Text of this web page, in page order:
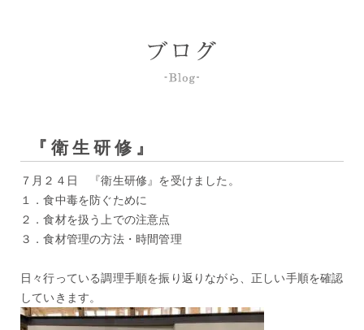
『衛生研修』
７月２４日 『衛生研修』を受けました。
１．食中毒を防ぐために
２．食材を扱う上での注意点
３．食材管理の方法・時間管理
日々行っている調理手順を振り返りながら、正しい手順を確認
していきます。